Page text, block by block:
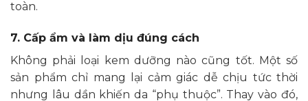
toàn.
7. Cấp ẩm và làm dịu đúng cách
Không phải loại kem dưỡng nào cũng tốt. Một số
sản phẩm chỉ mang lại cảm giác dễ chịu tức thời
nhưng lâu dần khiến da “phụ thuộc”. Thay vào đó,